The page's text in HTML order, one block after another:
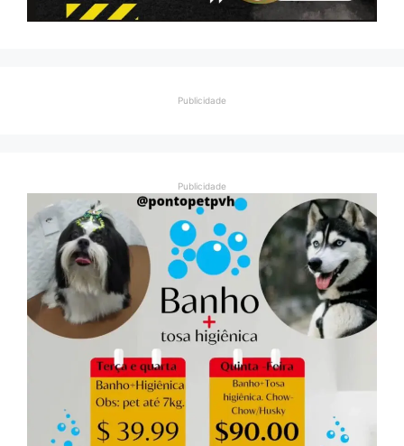
Publicidade
Publicidade